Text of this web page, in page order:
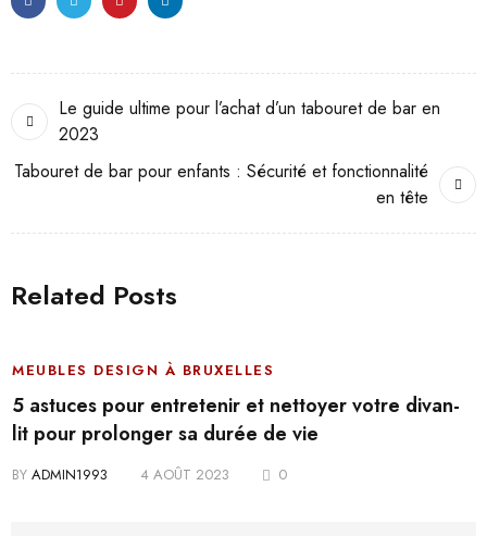
Le guide ultime pour l’achat d’un tabouret de bar en
2023
Tabouret de bar pour enfants : Sécurité et fonctionnalité
en tête
Related Posts
MEUBLES DESIGN À BRUXELLES
5 astuces pour entretenir et nettoyer votre divan-
lit pour prolonger sa durée de vie
BY ADMIN1993 4 AOÛT 2023 0